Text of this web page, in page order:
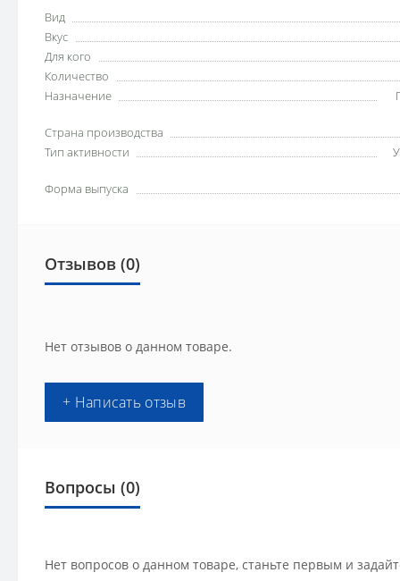
Вид
Вкус
Для кого
Количество
Назначение
Страна производства
Тип активности
Форма выпуска
Отзывов (0)
Нет отзывов о данном товаре.
+ Написать отзыв
Вопросы (0)
Нет вопросов о данном товаре, станьте первым и